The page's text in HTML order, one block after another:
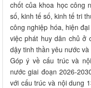
chốt của khoa học công
số, kinh tế số, kinh tế tri
công nghiệp hóa, hiện
việc phát huy dân chủ ở
dậy tinh thần yêu nước
Góp ý về cấu trúc và
nước giai đoạn 2026-
với cấu trúc và nội dung